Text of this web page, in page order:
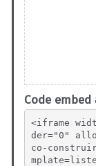
Code
<iframe
der="0"
co-